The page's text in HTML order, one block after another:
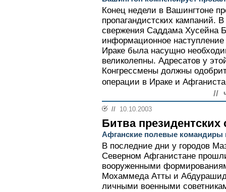
Конец недели в Вашингтоне
пропагандистских кампаний.
свержения Саддама Хусейна
информационное
Ираке была насущно
великолепны. Адресатов у
Конгрессмены должны
операции в Ираке и
//
// 10.10.2003
Битва президентских
Афганские полевые командиры
В последние дни у городов
Северном Афганистане
вооруженными
Мохаммеда Атты и
личными военными